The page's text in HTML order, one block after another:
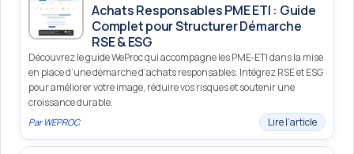
Achats Responsables PME ETI : Guide
Complet pour Structurer Démarche
RSE & ESG
Découvrez le guide WeProc qui accompagne les PME‑ETI dans la mise
en place d’une démarche d’achats responsables. Intégrez RSE et ESG
pour améliorer votre image, réduire vos risques et soutenir une
croissance durable.
ParWEPROC Lire l’article